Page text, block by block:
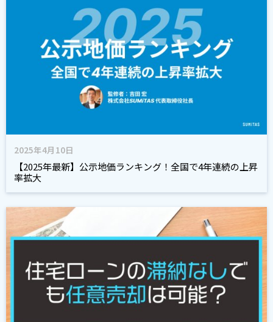
2025年4月10日
【2025年最新】公示地価ランキング！全国で4年連続の上昇
率拡大